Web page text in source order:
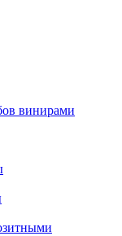
винирами